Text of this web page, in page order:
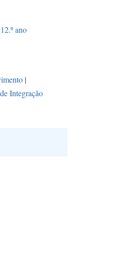
12.º ano
|
Integração